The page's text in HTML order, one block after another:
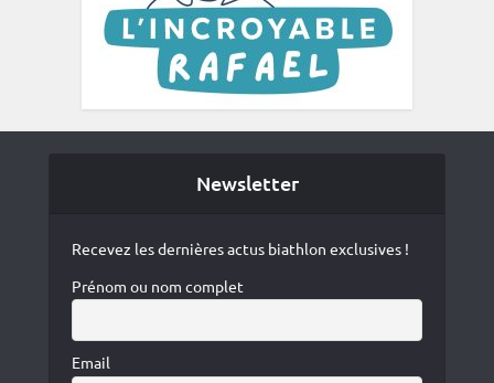
Newsletter
Recevez les dernières actus biathlon exclusives !
Prénom ou nom complet
Email